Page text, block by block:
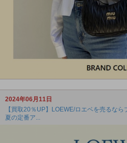
2024年06月11日
【買取20％UP】LOEWE/ロエベを売るな
夏の定番ア...